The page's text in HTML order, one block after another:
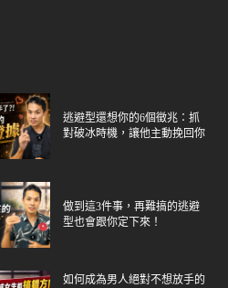
逃避型還想你的6個徵兆：抓
對破冰時機，讓他主動挽回你
做到這3件事，再難搞的逃避
型也會跟你定下來！
如何成為男人絕對不想放手的